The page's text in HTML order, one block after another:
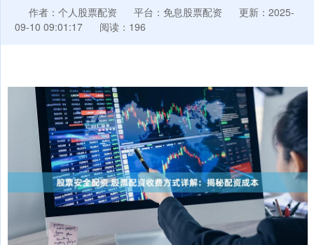
作者：个人股票配资 平台：免息股票配资
更新：2025-
09-10 09:01:17
阅读：196